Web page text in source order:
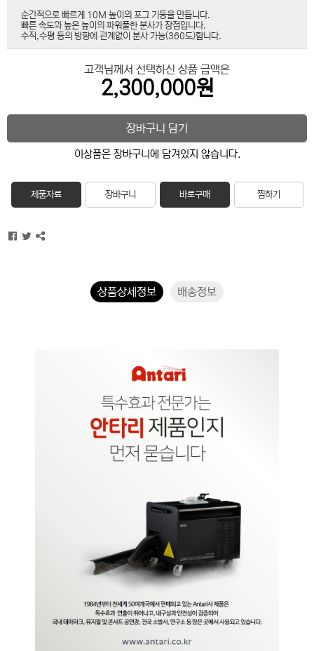
순간적으로 빠르게 10M 높이의 포그 기둥을 만듭니다.
빠른 속도와 높은 높이의 파워풀한 분사가 장점입니다.
수직,수평 등의 방향에 관계없이 분사 가능(360도)합니다.
고객님께서 선택하신 상품 금액은
2,300,000원
장바구니 담기
이상품은 장바구니에 담겨있지 않습니다.
제품자료 장바구니 바로구매 찜하기
상품상세정보 배송정보